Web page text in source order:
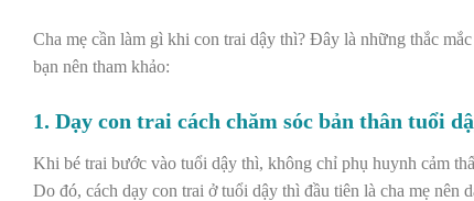
Cha mẹ cần làm gì khi con trai dậy thì? Đây là những thắc
bạn nên tham khảo:
1. Dạy con trai cách chăm sóc bản thân tuổi
Khi bé trai bước vào tuổi dậy thì, không chỉ phụ huynh cảm
Do đó, cách dạy con trai ở tuổi dậy thì đầu tiên là cha mẹ nên